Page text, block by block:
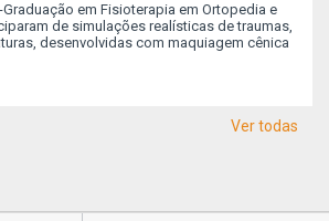
em Fisioterapia em Ortopedia e
de simulações realísticas de traumas,
desenvolvidas com maquiagem cênica
Ver todas